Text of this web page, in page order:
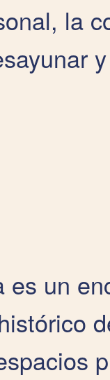
la
es un